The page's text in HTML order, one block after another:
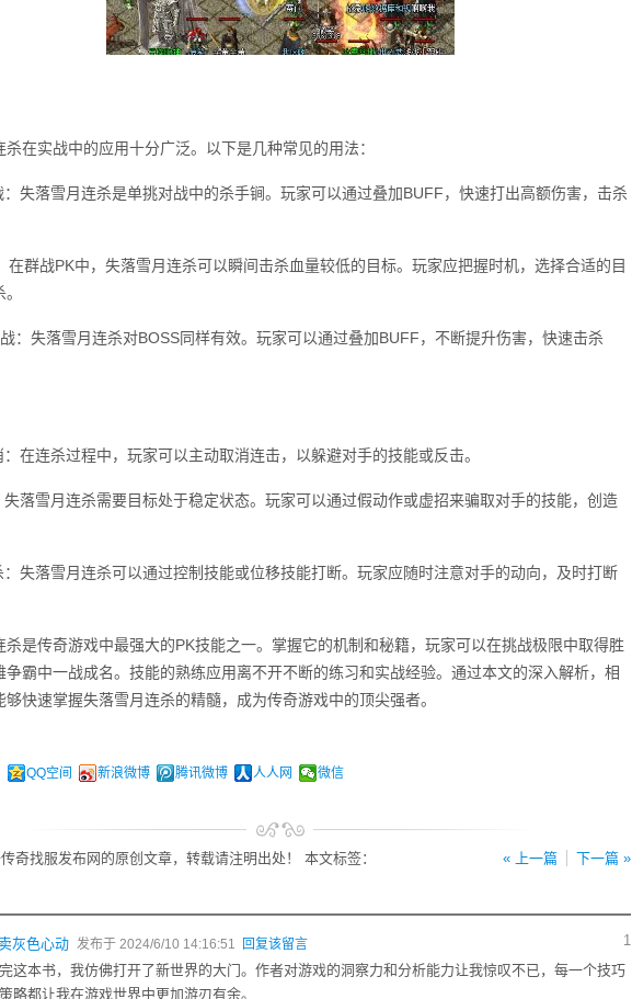
杀在实战中的应用十分广泛。以下是几种常见的用法：
：失落雪月连杀是单挑对战中的杀手锏。玩家可以通过叠加BUFF，快速打出高额伤害，击杀
在群战PK中，失落雪月连杀可以瞬间击杀血量较低的目标。玩家应把握时机，选择合适的目
：失落雪月连杀对BOSS同样有效。玩家可以通过叠加BUFF，不断提升伤害，快速击杀
在连杀过程中，玩家可以主动取消连击，以躲避对手的技能或反击。
失落雪月连杀需要目标处于稳定状态。玩家可以通过假动作或虚招来骗取对手的技能，创造
失落雪月连杀可以通过控制技能或位移技能打断。玩家应随时注意对手的动向，及时打断
杀是传奇游戏中最强大的PK技能之一。掌握它的机制和秘籍，玩家可以在挑战极限中取得胜
争霸中一战成名。技能的熟练应用离不开不断的练习和实战经验。通过本文的深入解析，相
够快速掌握失落雪月连杀的精髓，成为传奇游戏中的顶尖强者。
QQ空间 新浪微博 腾讯微博 人人网 微信
« 上一篇 下一篇 »
奇找服发布网的原创文章，转载请注明出处！ 本文标签：
1
灰色心动 发布于 2024/6/10 14:16:51 回复该留言
这本书，我仿佛打开了新世界的大门。作者对游戏的洞察力和分析能力让我惊叹不已，每一个技巧
略都让我在游戏世界中更加游刃有余。